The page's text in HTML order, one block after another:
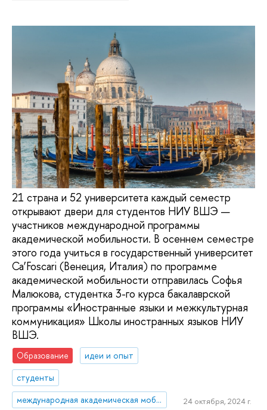
21 страна и 52 университета каждый семестр
открывают двери для студентов НИУ ВШЭ —
участников международной программы
академической мобильности. В осеннем семестре
этого года учиться в государственный университет
Ca’Foscari (Венеция, Италия) по программе
академической мобильности отправилась Софья
Малюкова, студентка 3-го курса бакалаврской
программы «Иностранные языки и межкультурная
коммуникация» Школы иностранных языков НИУ
ВШЭ.
Образование
идеи и опыт
студенты
международная академическая мобильность
24 октября, 2024 г.